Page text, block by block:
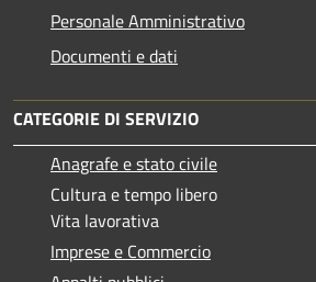
Personale Amministrativo
Documenti e dati
CATEGORIE DI SERVIZIO
Anagrafe e stato civile
Cultura e tempo libero
Vita lavorativa
Imprese e Commercio